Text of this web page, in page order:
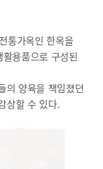
통가옥인 한옥을
용품으로 구성된
의 양육을 책임졌던
상할 수 있다.